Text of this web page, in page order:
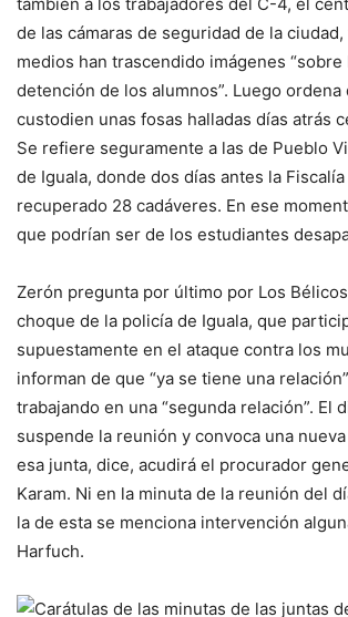
también a los trabajadores del C-4, el
de las cámaras de seguridad de la ciudad,
medios han trascendido imágenes “sobre
detención de los alumnos”. Luego ordena
custodien unas fosas halladas días atrás
Se refiere seguramente a las de Pueblo
de Iguala, donde dos días antes la
recuperado 28 cadáveres. En ese
que podrían ser de los estudiantes
Zerón pregunta por último por Los
choque de la policía de Iguala, que
supuestamente en el ataque contra los
informan de que “ya se tiene una
trabajando en una “segunda relación”. El
suspende la reunión y convoca una
esa junta, dice, acudirá el procurador
Karam. Ni en la minuta de la reunión del
la de esta se menciona intervención
Harfuch.